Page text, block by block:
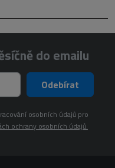
do emailu
Odebírat
osobních údajů pro
ochrany osobních údajů.